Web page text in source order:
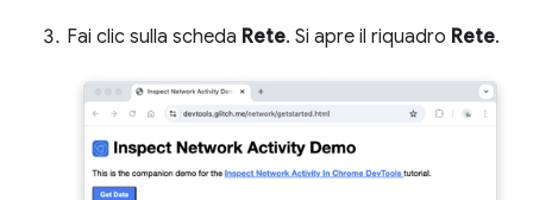
Fai clic sulla scheda Rete. Si apre il riquadro Rete.